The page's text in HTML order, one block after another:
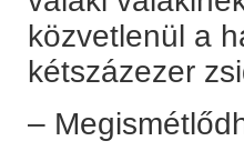
közvetlenül a
kétszázezer
–